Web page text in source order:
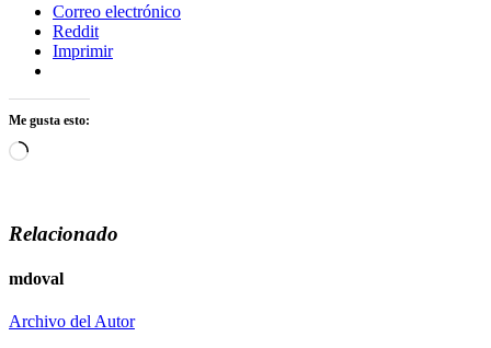
Correo electrónico
Reddit
Imprimir
Me gusta esto:
Cargando...
Relacionado
mdoval
Archivo del Autor